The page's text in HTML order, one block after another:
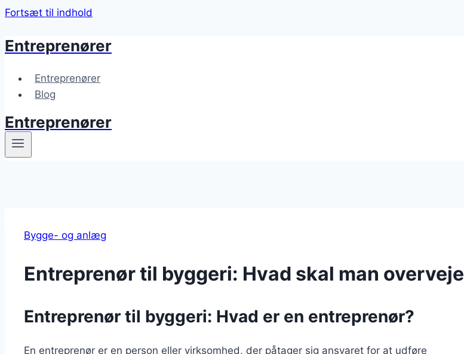
Fortsæt til indhold
Entreprenører
Entreprenører
Blog
Entreprenører
Bygge- og anlæg
Entreprenør til byggeri: Hvad skal man overveje
Entreprenør til byggeri: Hvad er en entreprenør?
En entreprenør er en person eller virksomhed, der påtager sig ansvaret for at udføre